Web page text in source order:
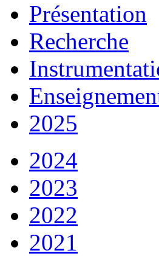
Présentation
Recherche
2025
2024
2023
2022
2021